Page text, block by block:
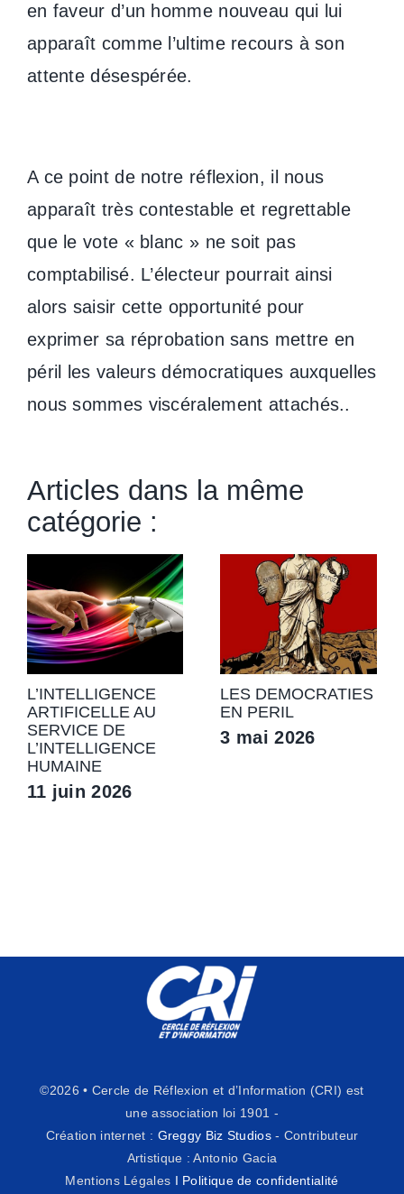
en faveur d’un homme nouveau qui lui
apparaît comme l’ultime recours à son
attente désespérée.
A ce point de notre réflexion, il nous
apparaît très contestable et regrettable
que le vote « blanc » ne soit pas
comptabilisé. L’électeur pourrait ainsi
alors saisir cette opportunité pour
exprimer sa réprobation sans mettre en
péril les valeurs démocratiques auxquelles
nous sommes viscéralement attachés..
Articles dans la même
catégorie :
L’INTELLIGENCE
ARTIFICELLE AU
SERVICE DE
L’INTELLIGENCE
HUMAINE
11 juin 2026
LES DEMOCRATIES
EN PERIL
3 mai 2026
©2026 • Cercle de Réflexion et d’Information (CRI) est
une association loi 1901 -
Création internet : Greggy Biz Studios- Contributeur
Artistique : Antonio Gacia
Mentions Légales I Politique de confidentialité